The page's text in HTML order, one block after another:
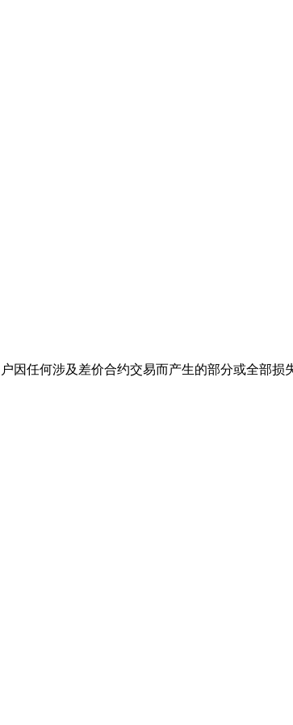
因任何涉及差价合约交易而产生的部分或全部损